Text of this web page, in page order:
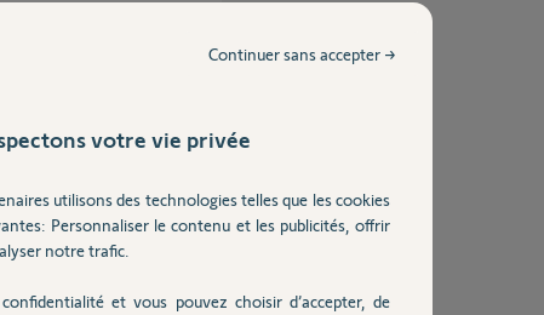
votre vie privée
utilisons des technologies telles que les cookies
Personnaliser le contenu et les publicités, offrir
notre trafic.
et vous pouvez choisir d’accepter, de
Continuer sans accepter →